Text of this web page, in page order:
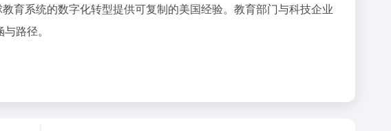
育系统的数字化转型提供可复制的美国经验。教育部门与科技企业
路径。